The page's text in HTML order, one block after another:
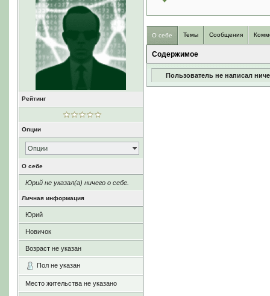
Рейтинг
Опции
Опции
О себе
Юрий не указал(а) ничего о себе.
Личная информация
Юрий
Новичок
Возраст не указан
Пол не указан
Место жительства не указано
О себе Темы Сообщения
Содержимое
Пользователь не написал